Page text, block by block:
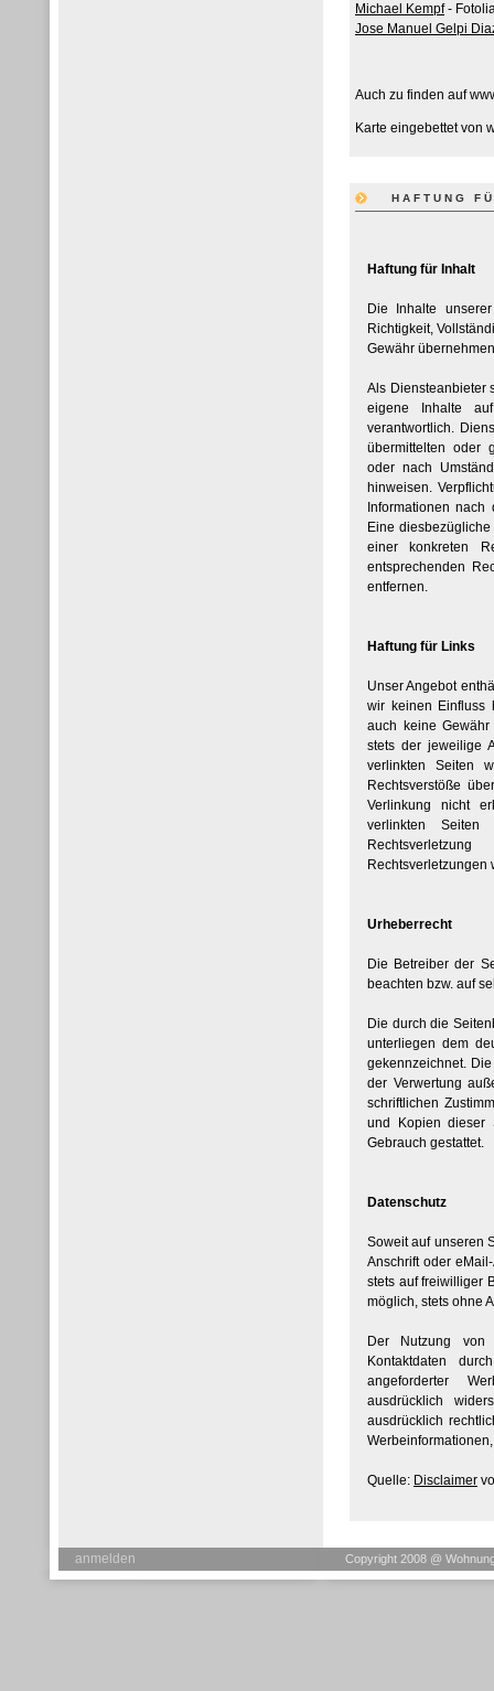
Michael Kempf-
Jose Manuel Gelpi
Auch zu finden auf
Karte eingebettet von
HAFTUNG
Haftung für Inhalt
Die Inhalte
Richtigkeit,
Gewähr
Als Diensteanbieter
eigene Inhalte
verantwortlich.
übermittelten oder
oder nach
hinweisen.
Informationen
Eine
einer konkreten
entsprechenden
entfernen.
Haftung für Links
Unser Angebot
wir keinen Einfluss
auch keine
stets der jeweilige
verlinkten Seiten
Rechtsverstöße
Verlinkung nicht
verlinkten
Rechtsverletzungen
Urheberrecht
Die Betreiber der
beachten bzw. auf
Die durch die
unterliegen dem
gekennzeichnet.
der Verwertung
schriftlichen
und Kopien dieser
Gebrauch gestattet.
Datenschutz
Soweit auf unseren
Anschrift oder
stets auf freiwilliger
möglich, stets ohne
Der Nutzung von
Kontaktdaten
angeforderter
ausdrücklich
ausdrücklich
Quelle: Disclaimer
anmelden Copyright 2008 @